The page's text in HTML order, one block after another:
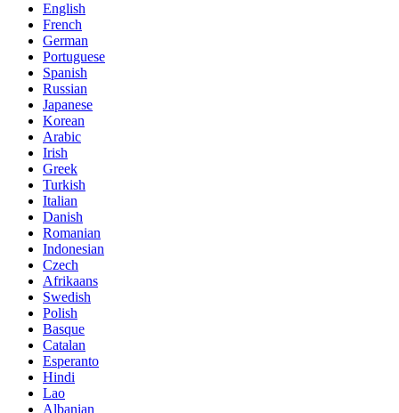
English
French
German
Portuguese
Spanish
Russian
Japanese
Korean
Arabic
Irish
Greek
Turkish
Italian
Danish
Romanian
Indonesian
Czech
Afrikaans
Swedish
Polish
Basque
Catalan
Esperanto
Hindi
Lao
Albanian